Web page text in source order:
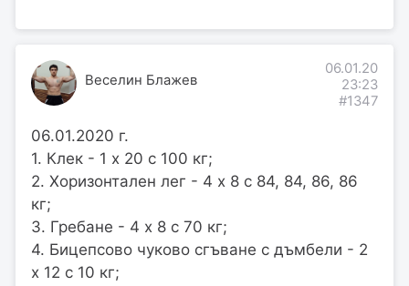
Веселин Блажев
06.01.20
23:23
#1347
06.01.2020 г.
1. Клек - 1 х 20 с 100 кг;
2. Хоризонтален лег - 4 х 8 с 84, 84, 86, 86
кг;
3. Гребане - 4 х 8 с 70 кг;
4. Бицепсово чуково сгъване с дъмбели - 2
х 12 с 10 кг;